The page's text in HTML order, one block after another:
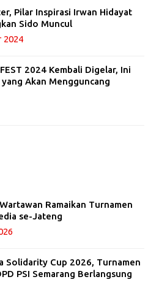
Pilar Inspirasi Irwan Hidayat
Sido Muncul
2024
2024 Kembali Digelar, Ini
Akan Mengguncang
Ramaikan Turnamen
se-Jateng
Solidarity Cup 2026, Turnamen
PSI Semarang Berlangsung